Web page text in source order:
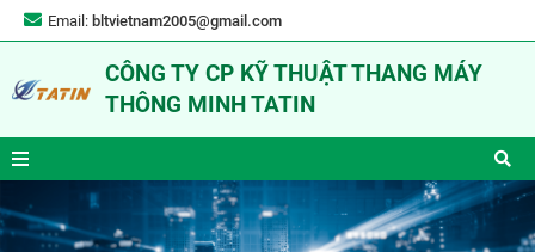
Email: bltvietnam2005@gmail.com
CÔNG TY CP KỸ THUẬT THANG MÁY
THÔNG MINH TATIN